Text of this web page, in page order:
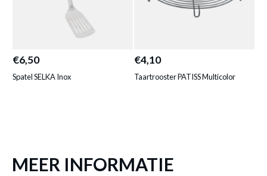
€6,50
Spatel SELKA Inox
€4,10
Taartrooster PATISS Multicolor
MEER INFORMATIE
SPATEL PATISS LANG INOX
€ 5,10